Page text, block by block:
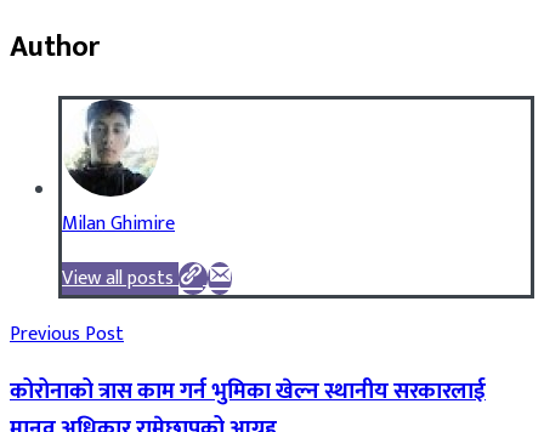
Author
Milan Ghimire
View all posts
Previous Post
कोरोनाको त्रास काम गर्न भुमिका खेल्न स्थानीय सरकारलाई